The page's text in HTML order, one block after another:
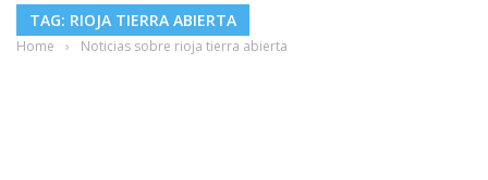
TAG: RIOJA TIERRA ABIERTA
Home › Noticias sobre rioja tierra abierta